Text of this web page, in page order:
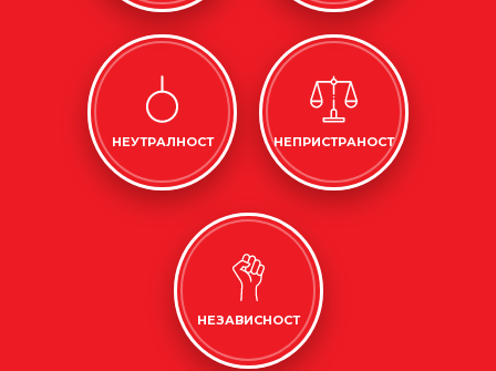
НЕУТРАЛНОСТ НЕПРИСТРАНОСТ
НЕЗАВИСНОСТ